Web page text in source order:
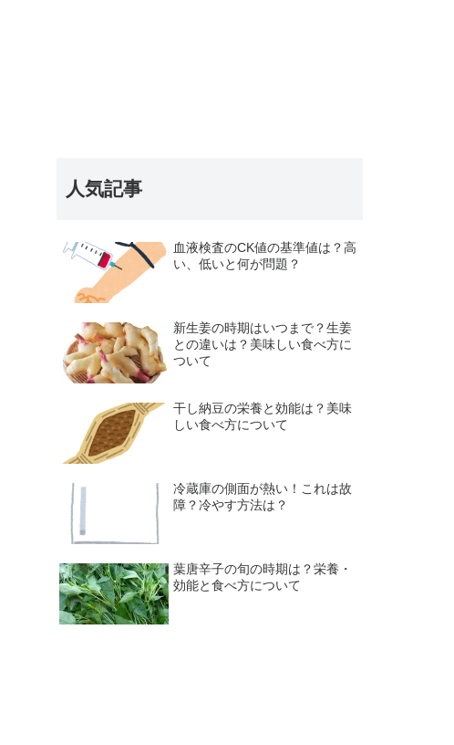
人気記事
血液検査のCK値の基準値は？高
い、低いと何が問題？
新生姜の時期はいつまで？生姜
との違いは？美味しい食べ方に
ついて
干し納豆の栄養と効能は？美味
しい食べ方について
冷蔵庫の側面が熱い！これは故
障？冷やす方法は？
葉唐辛子の旬の時期は？栄養・
効能と食べ方について